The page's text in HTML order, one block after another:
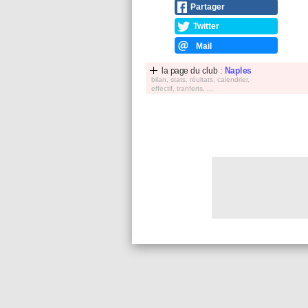
Partager
Twitter
Mail
la page du club : Naples
bilan, stats, réultats, calendrier,
effectif, tranferts, ...